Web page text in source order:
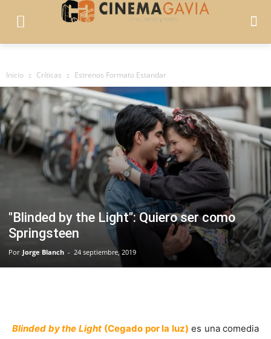
Inicio Críticas Estrenos Formato Estandar
"Blinded by the Light": Quiero ser como
Springsteen
Por Jorge Blanch - 24 septiembre, 2019
Blinded by the Light (Cegado por la luz) es una comedia